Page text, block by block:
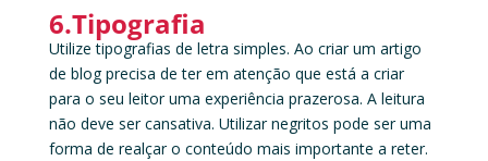
6.Tipografia
Utilize tipografias de letra simples. Ao criar um artigo
de blog precisa de ter em atenção que está a criar
para o seu leitor uma experiência prazerosa. A leitura
não deve ser cansativa. Utilizar negritos pode ser uma
forma de realçar o conteúdo mais importante a reter.